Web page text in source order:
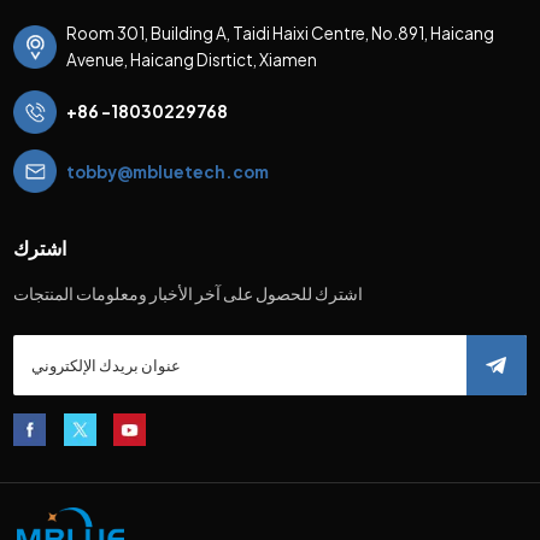
Room 301, Building A, Taidi Haixi Centre, No.891, Haicang
Avenue, Haicang Disrtict, Xiamen
+86 -18030229768
tobby@mbluetech.com
اشترك
اشترك للحصول على آخر الأخبار ومعلومات المنتجات